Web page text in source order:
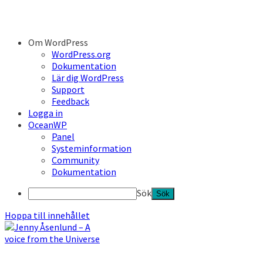
Om WordPress
WordPress.org
Dokumentation
Lär dig WordPress
Support
Feedback
Logga in
OceanWP
Panel
Systeminformation
Community
Dokumentation
Sök
Hoppa till innehållet